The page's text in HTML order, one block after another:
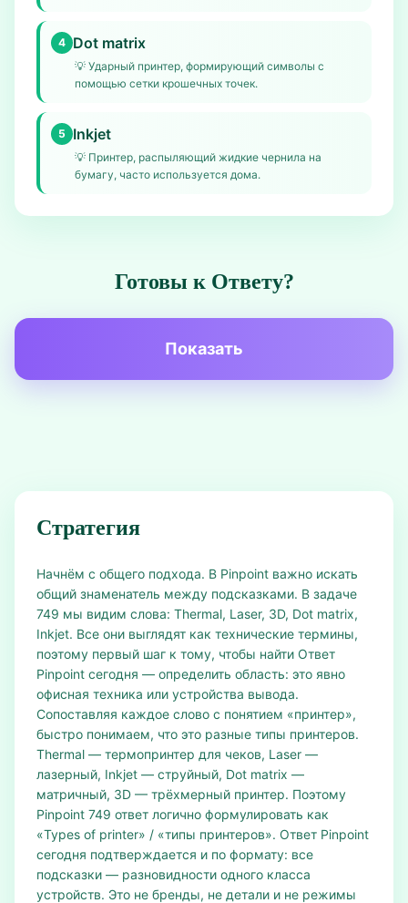
4 Dot matrix
💡 Ударный принтер, формирующий символы с
помощью сетки крошечных точек.
5 Inkjet
💡 Принтер, распыляющий жидкие чернила на
бумагу, часто используется дома.
Готовы к Ответу?
Показать
Стратегия
Начнём с общего подхода. В Pinpoint важно искать
общий знаменатель между подсказками. В задаче
749 мы видим слова: Thermal, Laser, 3D, Dot matrix,
Inkjet. Все они выглядят как технические термины,
поэтому первый шаг к тому, чтобы найти Ответ
Pinpoint сегодня — определить область: это явно
офисная техника или устройства вывода.
Сопоставляя каждое слово с понятием «принтер»,
быстро понимаем, что это разные типы принтеров.
Thermal — термопринтер для чеков, Laser —
лазерный, Inkjet — струйный, Dot matrix —
матричный, 3D — трёхмерный принтер. Поэтому
Pinpoint 749 ответ логично формулировать как
«Types of printer» / «типы принтеров». Ответ Pinpoint
сегодня подтверждается и по формату: все
подсказки — разновидности одного класса
устройств. Это не бренды, не детали и не режимы